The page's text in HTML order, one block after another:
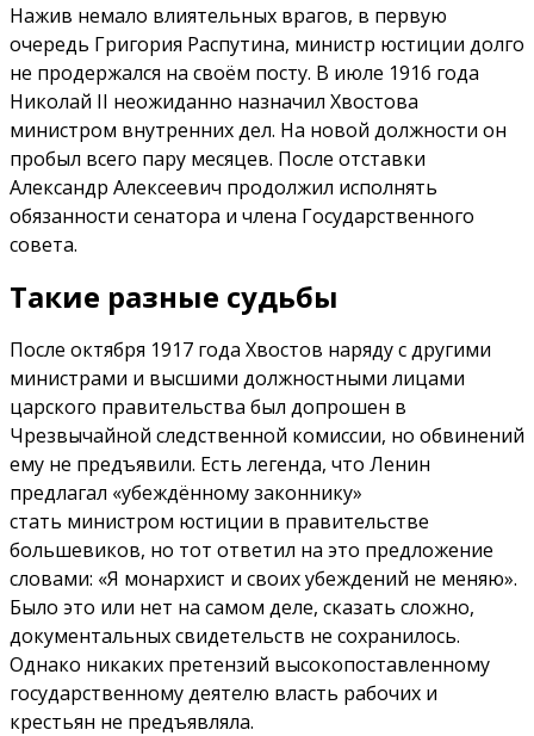
Нажив немало влиятельных врагов, в первую
очередь Григория Распутина, министр юстиции долго
не продержался на своём посту. В июле 1916 года
Николай II неожиданно назначил Хвостова
министром внутренних дел. На новой должности он
пробыл всего пару месяцев. После отставки
Александр Алексеевич продолжил исполнять
обязанности сенатора и члена Государственного
совета.
Такие разные судьбы
После октября 1917 года Хвостов наряду с другими
министрами и высшими должностными лицами
царского правительства был допрошен в
Чрезвычайной следственной комиссии, но обвинений
ему не предъявили. Есть легенда, что Ленин
предлагал «убеждённому законнику»
стать министром юстиции в правительстве
большевиков, но тот ответил на это предложение
словами: «Я монархист и своих убеждений не меняю».
Было это или нет на самом деле, сказать сложно,
документальных свидетельств не сохранилось.
Однако никаких претензий высокопоставленному
государственному деятелю власть рабочих и
крестьян не предъявляла.